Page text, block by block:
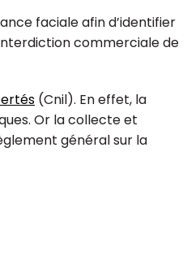
faciale afin d’identifier
commerciale de
(Cnil). En effet, la
Or la collecte et
général sur la